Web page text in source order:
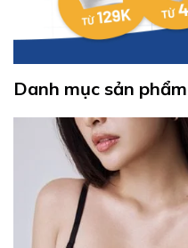
Danh mục sản phẩm